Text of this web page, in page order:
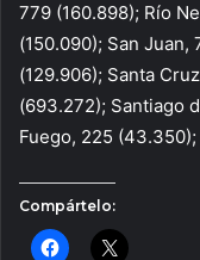
779 (160.898); Río
(150.090); San Juan,
(129.906); Santa
(693.272); Santiago
Fuego, 225
Compártelo: